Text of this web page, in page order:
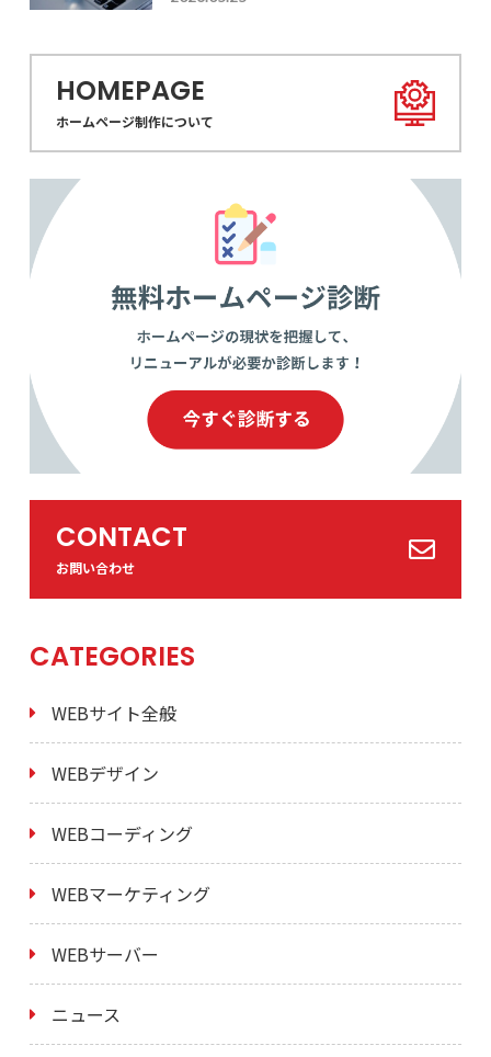
HOMEPAGE
ホームページ制作について
CONTACT
お問い合わせ
CATEGORIES
WEBサイト全般
WEBデザイン
WEBコーディング
WEBマーケティング
WEBサーバー
ニュース